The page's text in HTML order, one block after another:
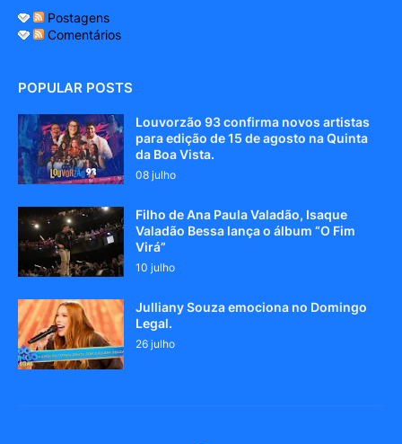
Postagens
Comentários
POPULAR POSTS
Louvorzão 93 confirma novos artistas
para edição de 15 de agosto na Quinta
da Boa Vista.
08 julho
Filho de Ana Paula Valadão, Isaque
Valadão Bessa lança o álbum “O Fim
Virá”
10 julho
Julliany Souza emociona no Domingo
Legal.
26 julho